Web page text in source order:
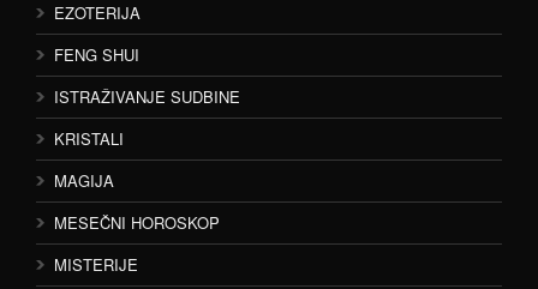
EZOTERIJA
FENG SHUI
ISTRAŽIVANJE SUDBINE
KRISTALI
MAGIJA
MESEČNI HOROSKOP
MISTERIJE